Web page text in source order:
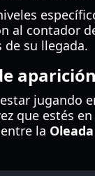
al contador
de su llegada.
aparición
jugando
que estés
la